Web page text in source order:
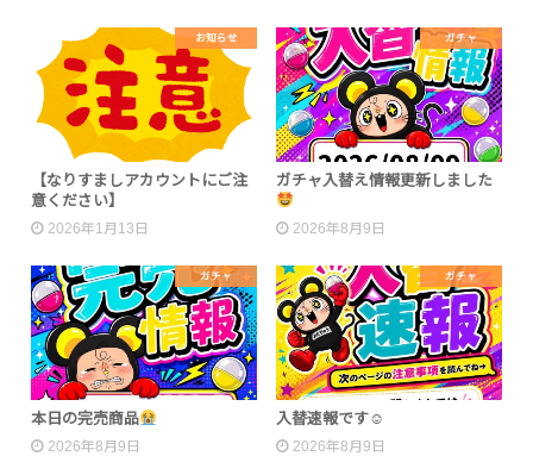
お知らせ
【なりすましアカウントにご注
意ください】
2026年1月13日
ガチャ
ガチャ入替え情報更新しました
2026年8月9日
ガチャ
本日の完売商品
2026年8月9日
ガチャ
入替速報です☺︎
2026年8月9日